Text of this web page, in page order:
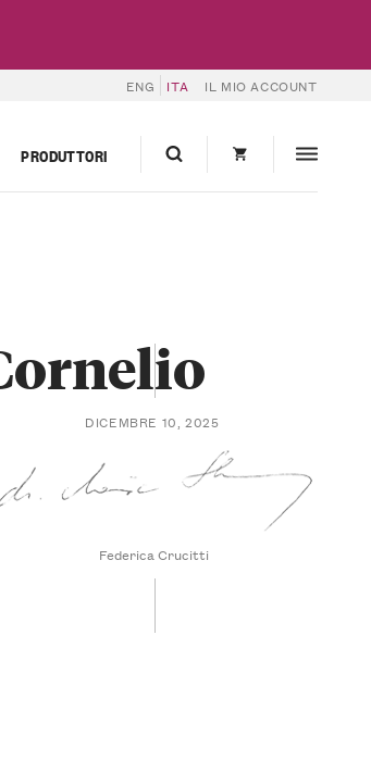
ENG ITA IL MIO ACCOUNT
PRODUTTORI
DICEMBRE 10, 2025
Federica Crucitti